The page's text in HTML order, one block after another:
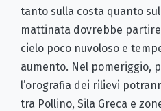
tanto sulla costa quanto
mattinata dovrebbe
cielo poco nuvoloso e
aumento. Nel pomeriggio,
l’orografia dei rilievi
tra Pollino, Sila Greca e